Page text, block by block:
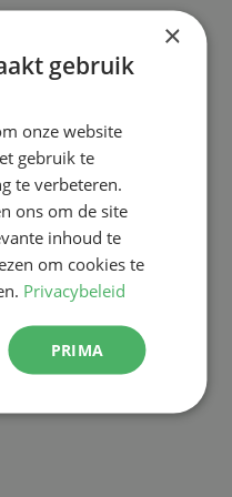
×
gebruik
onze website
gebruik te
te verbeteren.
ons om de site
inhoud te
om cookies te
Privacybeleid
PRIMA